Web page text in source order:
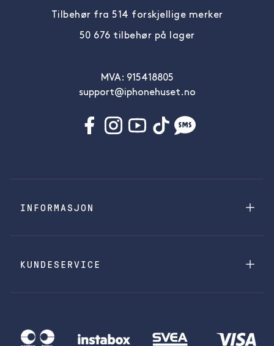
Tilbehør fra 514 forskjellige merker
50 676 tilbehør på lager
MVA: 915418805
support@iphonehuset.no
INFORMASJON
KUNDESERVICE